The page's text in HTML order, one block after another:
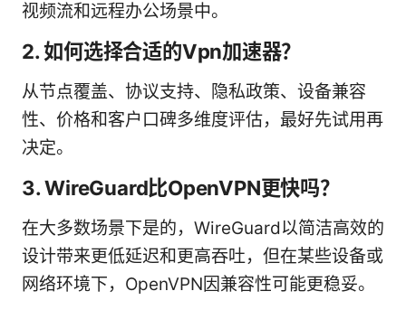
视频流和远程办公场景中。
2. 如何选择合适的Vpn加速器？
从节点覆盖、协议支持、隐私政策、设备兼容
性、价格和客户口碑多维度评估，最好先试用再
决定。
3. WireGuard比OpenVPN更快吗？
在大多数场景下是的，WireGuard以简洁高效的
设计带来更低延迟和更高吞吐，但在某些设备或
网络环境下，OpenVPN因兼容性可能更稳妥。